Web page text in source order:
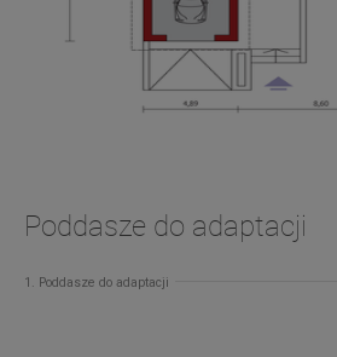
Poddasze do adaptacji
1. Poddasze do adaptacji